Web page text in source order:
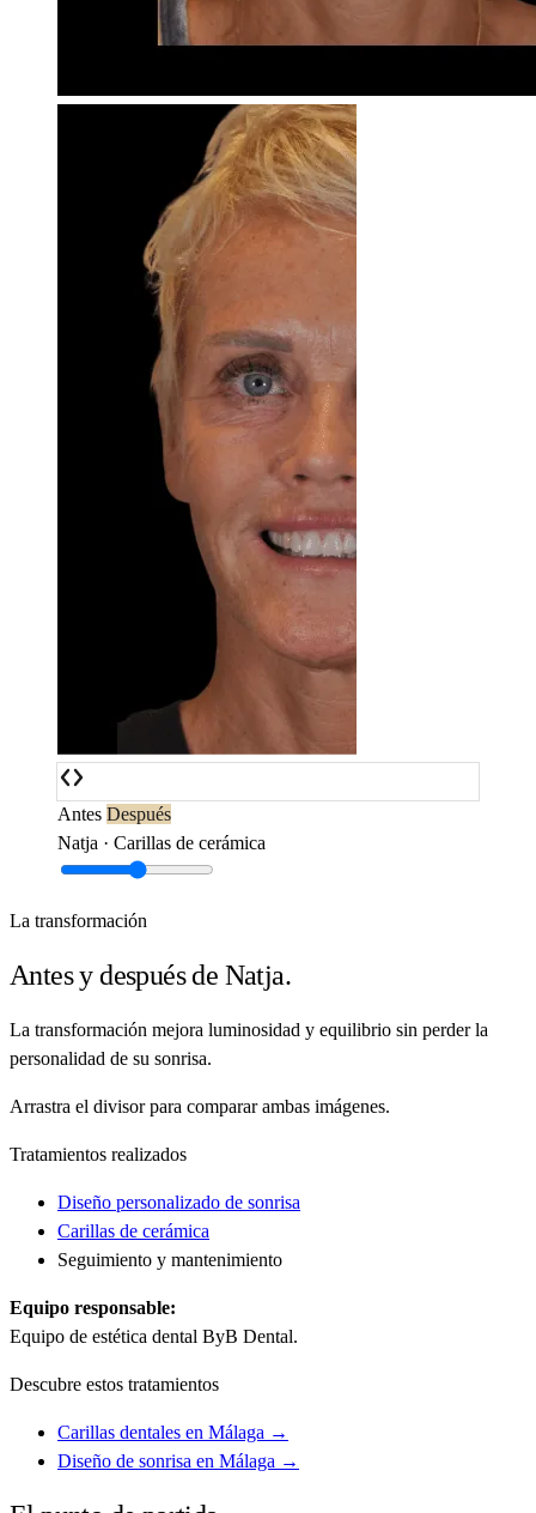
Antes Después
Natja · Carillas de cerámica
La transformación
Antes y después de Natja.
La transformación mejora luminosidad y equilibrio sin perder la
personalidad de su sonrisa.
Arrastra el divisor para comparar ambas imágenes.
Tratamientos realizados
Diseño personalizado de sonrisa
Carillas de cerámica
Seguimiento y mantenimiento
Equipo responsable:
Equipo de estética dental ByB Dental.
Descubre estos tratamientos
Carillas dentales en Málaga →
Diseño de sonrisa en Málaga →